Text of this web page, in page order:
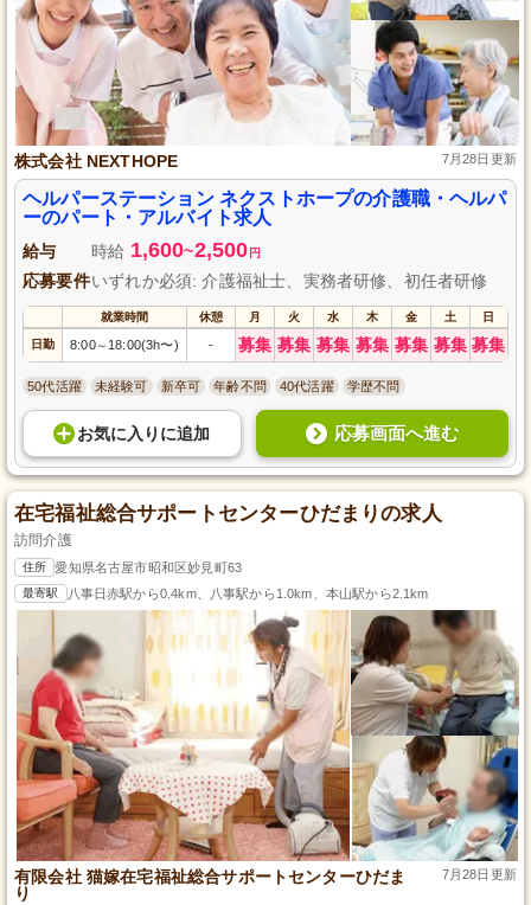
株式会社 NEXTHOPE 7月28日更新
ヘルパーステーション ネクストホープの介護職・ヘルパ
ーのパート・アルバイト求人
給与 時給 1,600~2,500 円
応募要件いずれか必須: 介護福祉士、実務者研修、初任者研修
就業時間 休憩 月 火 水 木 金 土 日
日勤 8:00～ 18:00(3h〜) - 募集 募集 募集 募集 募集 募集 募集
50代活躍 未経験可 新卒可 年齢不問 40代活躍 学歴不問
お気に入り に追加 応募画面へ進む
在宅福祉総合サポートセンターひだまりの求人
訪問介護
住所 愛知県名古屋市昭和区妙見町63
最寄駅 八事日赤駅から0.4km、八事駅から1.0km、本山駅から2.1km
有限会社 猫嫁在宅福祉総合サポートセンターひだま
り
7月28日更新